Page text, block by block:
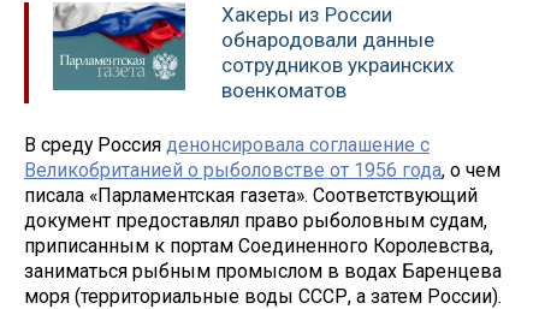
Хакеры из России
обнародовали данные
сотрудников украинских
военкоматов
В среду Россия денонсировала соглашение с
Великобританией о рыболовстве от 1956 года, о чем
писала «Парламентская газета». Соответствующий
документ предоставлял право рыболовным судам,
приписанным к портам Соединенного Королевства,
заниматься рыбным промыслом в водах Баренцева
моря (территориальные воды СССР, а затем России).